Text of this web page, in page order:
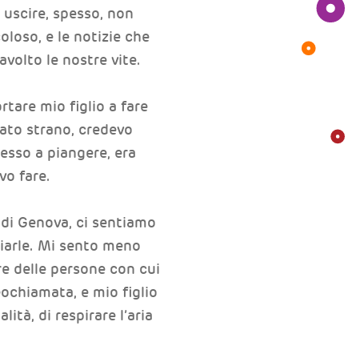
spesso, non
e le notizie che
le nostre vite.
mio figlio a fare
strano, credevo
a piangere, era
fare.
Genova, ci sentiamo
Mi sento meno
delle persone con cui
e mio figlio
di respirare l’aria